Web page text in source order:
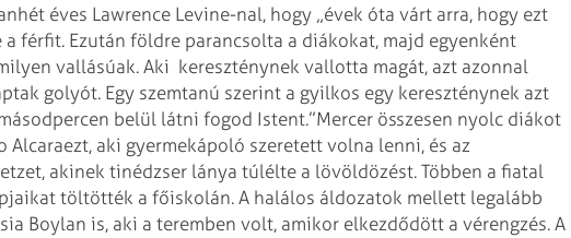
éves Lawrence Levine-nal, hogy „évek óta várt arra, hogy ezt
a férfit. Ezután földre parancsolta a diákokat, majd egyenként
vallásúak. Aki kereszténynek vallotta magát, azt azonnal
golyót. Egy szemtanú szerint a gyilkos egy kereszténynek azt
belül látni fogod Istent.”Mercer összesen nyolc diákot
Alcaraezt, aki gyermekápoló szeretett volna lenni, és az
akinek tinédzser lánya túlélte a lövöldözést. Többen a fiatal
töltötték a főiskolán. A halálos áldozatok mellett legalább
Boylan is, aki a teremben volt, amikor elkezdődött a vérengzés. A